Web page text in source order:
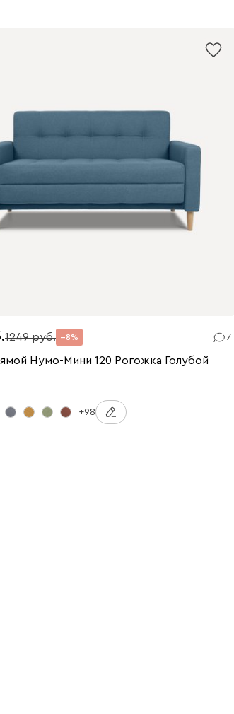
1249 8 7
Нумо-Мини 120 Рогожка Голубой
+98